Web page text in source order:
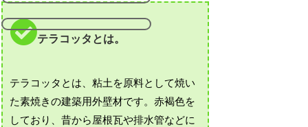
テラコッタとは。
テラコッタとは、粘土を原料として焼い
た素焼きの建築用外壁材です。赤褐色を
しており、昔から屋根瓦や排水管などに